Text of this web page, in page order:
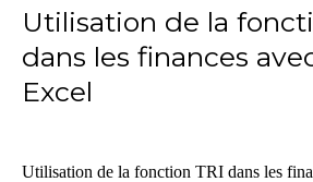
Utilisation de la
dans les finances
Excel
Utilisation de la fonction TRI dans les